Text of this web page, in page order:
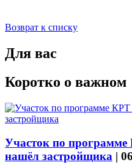
Возврат к списку
Для вас
Коротко о важном
Участок по
нашёл застройщика |